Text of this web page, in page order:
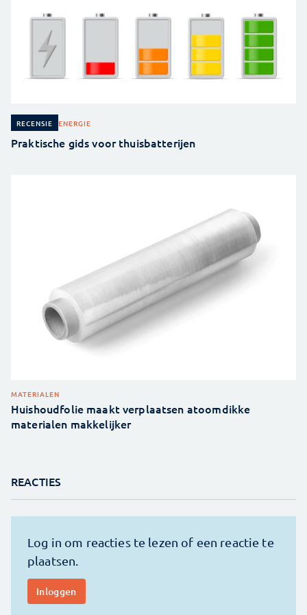
RECENSIE ENERGIE
Praktische gids voor thuisbatterijen
MATERIALEN
Huishoudfolie maakt verplaatsen atoomdikke
materialen makkelijker
REACTIES